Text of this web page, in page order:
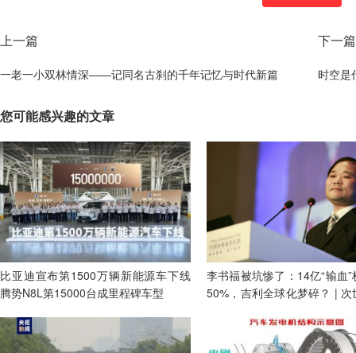
上一篇
一老一小双林情深——记同名古刹的千年记忆与时代新篇
下一篇
时空是
您可能感兴趣的文章
比亚迪宣布第1500万辆新能源车下线
腾势N8L第15000台成里程碑车型
李书福被坑惨了：14亿“输血
50%，吉利全球化梦碎？ | 次